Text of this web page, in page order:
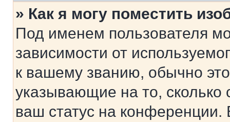
» Как я могу поместить
Под именем пользователя
зависимости от
к вашему званию, обычно это
указывающие на то,
ваш статус на